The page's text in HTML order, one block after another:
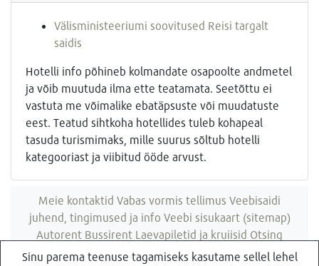
Välisministeeriumi soovitused Reisi targalt
saidis
Hotelli info põhineb kolmandate osapoolte andmetel
ja võib muutuda ilma ette teatamata. Seetõttu ei
vastuta me võimalike ebatäpsuste või muudatuste
eest. Teatud sihtkoha hotellides tuleb kohapeal
tasuda turismimaks, mille suurus sõltub hotelli
kategooriast ja viibitud ööde arvust.
Meie kontaktid Vabas vormis tellimus Veebisaidi
juhend, tingimused ja info Veebi sisukaart (sitemap)
Autorent Bussirent Laevapiletid ja kruiisid Otsing
veebisaidist
Sinu parema teenuse tagamiseks kasutame sellel lehel